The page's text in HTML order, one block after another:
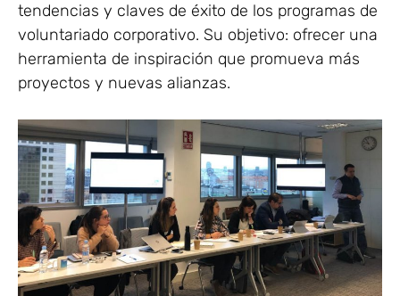
tendencias y claves de éxito de los programas de
voluntariado corporativo. Su objetivo: ofrecer una
herramienta de inspiración que promueva más
proyectos y nuevas alianzas.